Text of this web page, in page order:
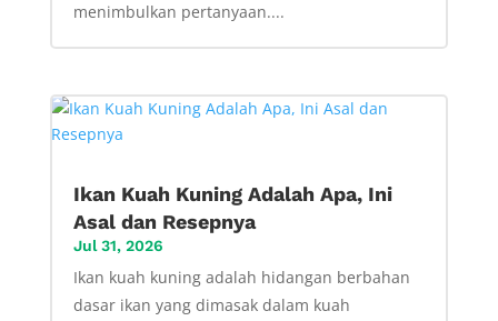
menimbulkan pertanyaan....
Ikan Kuah Kuning Adalah Apa, Ini
Asal dan Resepnya
Jul 31, 2026
Ikan kuah kuning adalah hidangan berbahan
dasar ikan yang dimasak dalam kuah